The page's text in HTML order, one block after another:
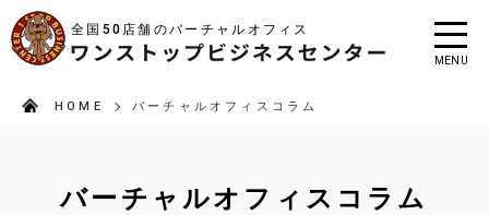
全国50店舗のバーチャルオフィス
MENU
HOME バーチャルオフィスコラム
バーチャルオフィスコラム